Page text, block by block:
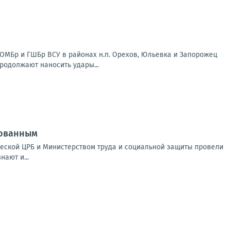
и ГШБр ВСУ в районах н.п. Орехов, Юльевка и Запорожец
наносить удары...
ЦРБ и Министерством труда и социальной защиты провели
и...